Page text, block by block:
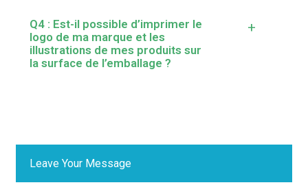
Q4 : Est-il possible d’imprimer le
logo de ma marque et les
illustrations de mes produits sur
la surface de l’emballage ?
+
Leave Your Message